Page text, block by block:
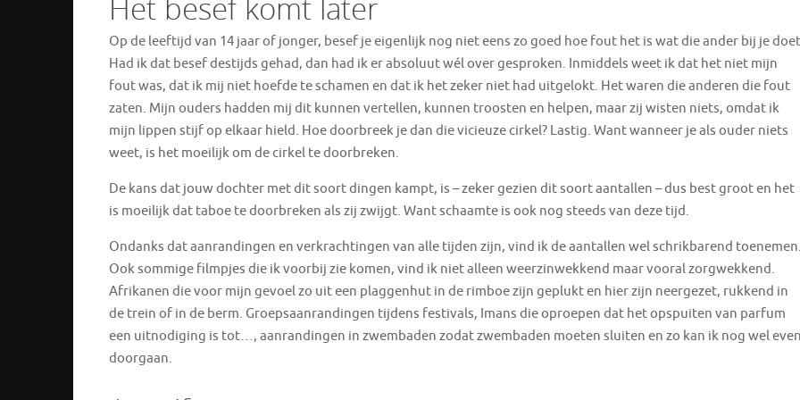
Het besef komt later
Op de leeftijd van 14 jaar of jonger, besef je eigenlijk nog niet eens zo goed hoe fout het is wat die ander bij je
Had ik dat besef destijds gehad, dan had ik er absoluut wél over gesproken. Inmiddels weet ik dat het niet mijn
fout was, dat ik mij niet hoefde te schamen en dat ik het zeker niet had uitgelokt. Het waren die anderen die fout
zaten. Mijn ouders hadden mij dit kunnen vertellen, kunnen troosten en helpen, maar zij wisten niets, omdat ik
mijn lippen stijf op elkaar hield. Hoe doorbreek je dan die vicieuze cirkel? Lastig. Want wanneer je als ouder niets
weet, is het moeilijk om de cirkel te doorbreken.
De kans dat jouw dochter met dit soort dingen kampt, is – zeker gezien dit soort aantallen – dus best groot en het
is moeilijk dat taboe te doorbreken als zij zwijgt. Want schaamte is ook nog steeds van deze tijd.
Ondanks dat aanrandingen en verkrachtingen van alle tijden zijn, vind ik de aantallen wel schrikbarend toenemen.
Ook sommige filmpjes die ik voorbij zie komen, vind ik niet alleen weerzinwekkend maar vooral zorgwekkend.
Afrikanen die voor mijn gevoel zo uit een plaggenhut in de rimboe zijn geplukt en hier zijn neergezet, rukkend in
de trein of in de berm. Groepsaanrandingen tijdens festivals, Imans die oproepen dat het opspuiten van parfum
een uitnodiging is tot…, aanrandingen in zwembaden zodat zwembaden moeten sluiten en zo kan ik nog wel even
doorgaan.